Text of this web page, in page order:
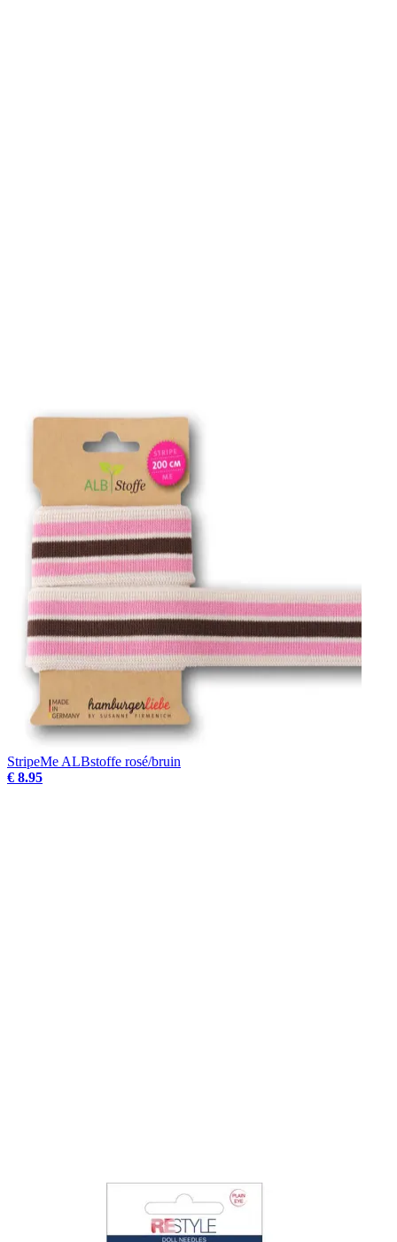
StripeMe ALBstoffe rosé/bruin
€ 8.95